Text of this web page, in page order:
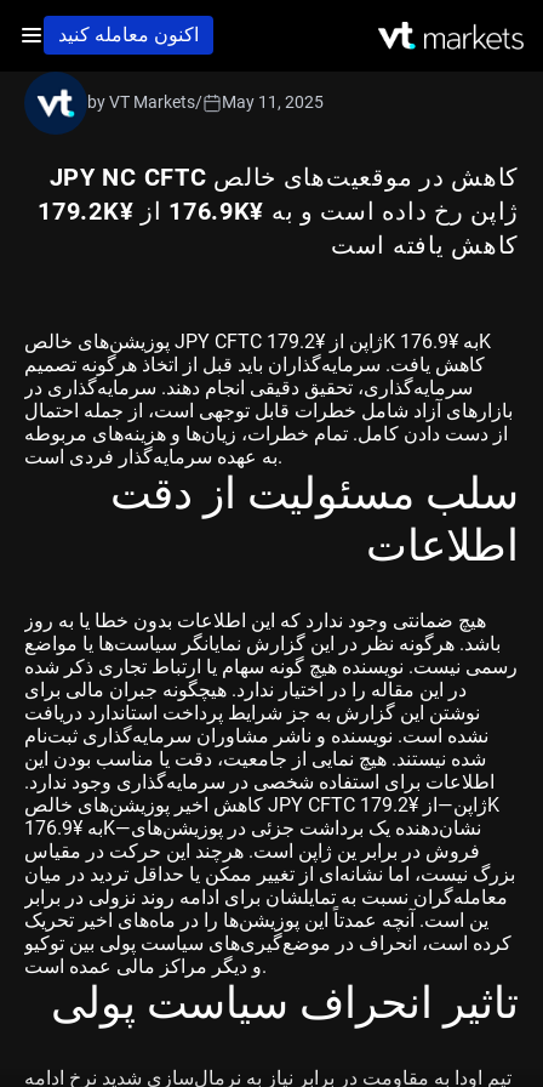
اکنون معامله کنید
کاهش در موقعیت‌های خالص JPY NC CFTC
ژاپن رخ داده است و به ¥176.9K از ¥179.2K
کاهش یافته است
by VT Markets/ May 11, 2025
پوزیشن‌های خالص JPY CFTC ژاپن از ¥179.2K به ¥176.9K
کاهش یافت. سرمایه‌گذاران باید قبل از اتخاذ هرگونه تصمیم
سرمایه‌گذاری، تحقیق دقیقی انجام دهند. سرمایه‌گذاری در
بازارهای آزاد شامل خطرات قابل توجهی است، از جمله احتمال
از دست دادن کامل. تمام خطرات، زیان‌ها و هزینه‌های مربوطه
به عهده سرمایه‌گذار فردی است.
سلب مسئولیت از دقت
اطلاعات
هیچ ضمانتی وجود ندارد که این اطلاعات بدون خطا یا به روز
باشد. هرگونه نظر در این گزارش نمایانگر سیاست‌ها یا مواضع
رسمی نیست. نویسنده هیچ گونه سهام یا ارتباط تجاری ذکر شده
در این مقاله را در اختیار ندارد. هیچگونه جبران مالی برای
نوشتن این گزارش به جز شرایط پرداخت استاندارد دریافت
نشده است. نویسنده و ناشر مشاوران سرمایه‌گذاری ثبت‌نام
شده نیستند. هیچ نمایی از جامعیت، دقت یا مناسب بودن این
اطلاعات برای استفاده شخصی در سرمایه‌گذاری وجود ندارد.
کاهش اخیر پوزیشن‌های خالص JPY CFTC ژاپن—از ¥179.2K
به ¥176.9K—نشان‌دهنده یک برداشت جزئی در پوزیشن‌های
فروش در برابر ین ژاپن است. هرچند این حرکت در مقیاس
بزرگ نیست، اما نشانه‌ای از تغییر ممکن یا حداقل تردید در میان
معامله‌گران نسبت به تمایلشان برای ادامه روند نزولی در برابر
ین است. آنچه عمدتاً این پوزیشن‌ها را در ماه‌های اخیر تحریک
کرده است، انحراف در موضع‌گیری‌های سیاست پولی بین توکیو
و دیگر مراکز مالی عمده است.
تاثیر انحراف سیاست پولی
تیم اودا به مقاومت در برابر نیاز به نرمال‌سازی شدید نرخ ادامه